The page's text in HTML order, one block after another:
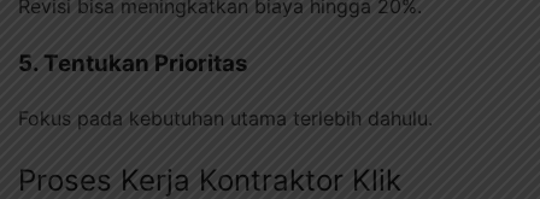
Revisi bisa meningkatkan biaya hingga 20%.
5. Tentukan Prioritas
Fokus pada kebutuhan utama terlebih dahulu.
Proses Kerja Kontraktor Klik